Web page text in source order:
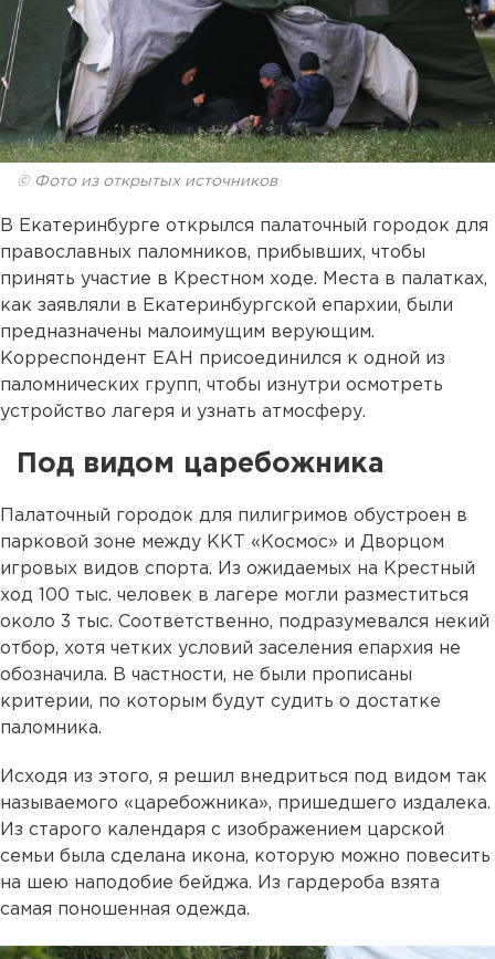
© Фото из открытых источников
В Екатеринбурге открылся палаточный городок для
православных паломников, прибывших, чтобы
принять участие в Крестном ходе. Места в палатках,
как заявляли в Екатеринбургской епархии, были
предназначены малоимущим верующим.
Корреспондент ЕАН присоединился к одной из
паломнических групп, чтобы изнутри осмотреть
устройство лагеря и узнать атмосферу.
Под видом царебожника
Палаточный городок для пилигримов обустроен в
парковой зоне между ККТ «Космос» и Дворцом
игровых видов спорта. Из ожидаемых на Крестный
ход 100 тыс. человек в лагере могли разместиться
около 3 тыс. Соответственно, подразумевался некий
отбор, хотя четких условий заселения епархия не
обозначила. В частности, не были прописаны
критерии, по которым будут судить о достатке
паломника.
Исходя из этого, я решил внедриться под видом так
называемого «царебожника», пришедшего издалека.
Из старого календаря с изображением царской
семьи была сделана икона, которую можно повесить
на шею наподобие бейджа. Из гардероба взята
самая поношенная одежда.